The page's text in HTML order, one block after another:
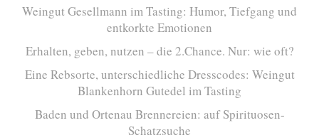
Weingut Gesellmann im Tasting: Humor, Tiefgang und
entkorkte Emotionen
Erhalten, geben, nutzen – die 2.Chance. Nur: wie oft?
Eine Rebsorte, unterschiedliche Dresscodes: Weingut
Blankenhorn Gutedel im Tasting
Baden und Ortenau Brennereien: auf Spirituosen-
Schatzsuche